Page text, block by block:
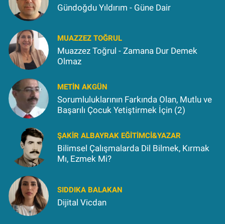
Gündoğdu Yıldırım - Güne Dair
MUAZZEZ TOĞRUL
Muazzez Toğrul - Zamana Dur Demek
Olmaz
METIN AKGÜN
Sorumluluklarının Farkında Olan, Mutlu ve
Başarılı Çocuk Yetiştirmek İçin (2)
ŞAKIR ALBAYRAK EĞITIMCI&YAZAR
Bilimsel Çalışmalarda Dil Bilmek, Kırmak
Mı, Ezmek Mi?
SIDDIKA BALAKAN
Dijital Vicdan